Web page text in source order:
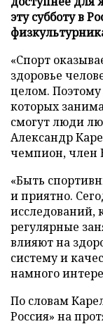
эту субботу в
«Спорт
здоровье
целом. Поэтому
которых
смогут люди
Александр
чемпион, член
«Быть
и приятно.
исследований,
регулярные
влияют на
систему и
намного
По словам
Россия» на